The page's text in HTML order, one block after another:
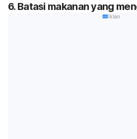
6. Batasi makanan yang
Iklan